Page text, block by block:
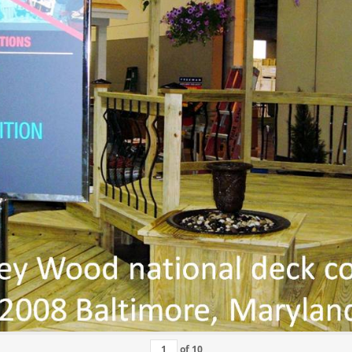
of 10